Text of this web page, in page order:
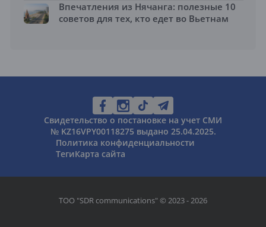
Впечатления из Нячанга: полезные 10
советов для тех, кто едет во Вьетнам
Свидетельство о постановке на учет СМИ
№ KZ16VPY00118275 выдано 25.04.2025.
Политика конфиденциальности
ТегиКарта сайта
ТОО "SDR communications" © 2023 - 2026